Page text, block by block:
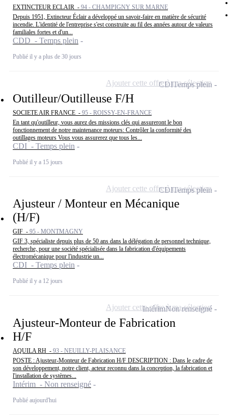
EXTINCTEUR ECLAIR - 94 - CHAMPIGNY SUR MARNE
Depuis 1951, Extincteur Éclair a développé un savoir-faire en matière de sécurité
incendie. L'identité de l'entreprise s'est construite au fil des années autour de valeurs
familiales fortes et d'un...
CDD - Temps plein
Publié il y a plus de 30 jours
Outilleur/Outilleuse F/H
SOCIETE AIR FRANCE - 95 - ROISSY-EN-FRANCE
En tant qu'outilleur, vous aurez des missions clés qui assureront le bon
fonctionnement de notre maintenance moteurs: Contrôler la conformité des
outillages moteurs Vous vous assurerez que tous les...
CDI - Temps plein
Publié il y a 15 jours
CDITemps plein
Ajouter cette offre à ma sélection
Ajusteur / Monteur en Mécanique
(H/F)
GIF - 95 - MONTMAGNY
GIF 3, spécialiste depuis plus de 50 ans dans la délégation de personnel technique,
recherche, pour une société spécialisée dans la fabrication d'équipements
électromécanique pour l'industrie un...
CDI - Temps plein
Publié il y a 12 jours
CDITemps plein
Ajouter cette offre à ma sélection
Ajusteur-Monteur de Fabrication
H/F
AQUILA RH - 93 - NEUILLY-PLAISANCE
POSTE : Ajusteur-Monteur de Fabrication H/F DESCRIPTION : Dans le cadre de
son développement, notre client, acteur reconnu dans la conception, la fabrication et
l'installation de systèmes...
Intérim - Non renseigné
Publié aujourd'hui
IntérimNon renseigné
Ajouter cette offre à ma sélection